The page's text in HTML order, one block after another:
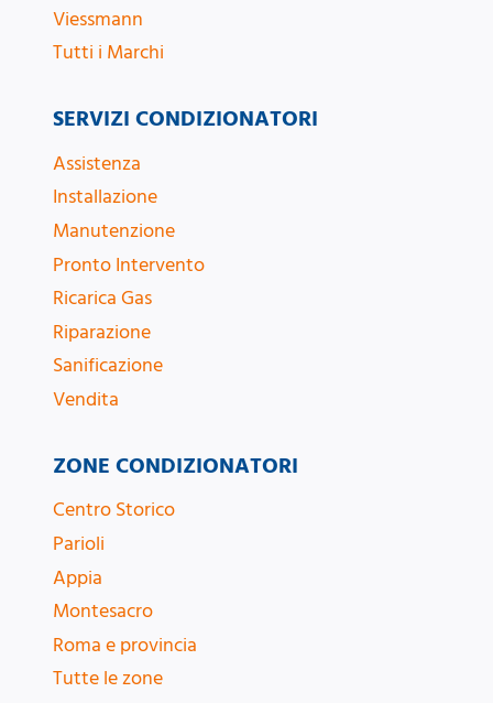
Viessmann
Tutti i Marchi
ZONE CONDIZIONATORI
Centro Storico
Parioli
Appia
Montesacro
Roma e provincia
Tutte le zone
SERVIZI CONDIZIONATORI
Assistenza
Installazione
Manutenzione
Pronto Intervento
Ricarica Gas
Riparazione
Sanificazione
Vendita